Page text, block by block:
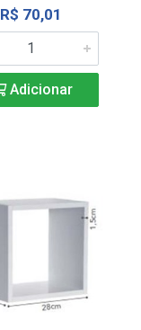
R$ 70,01
Adicionar